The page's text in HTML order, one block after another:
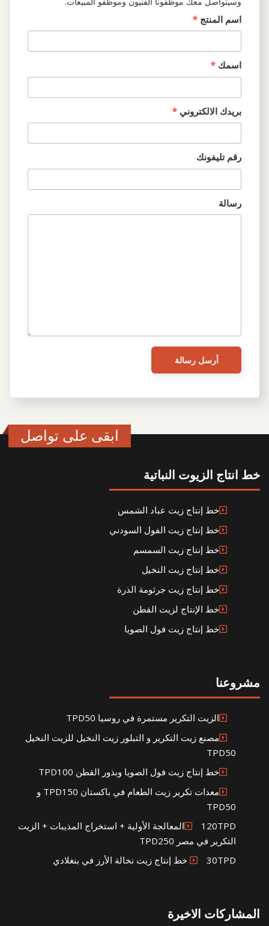
اسم المنتج *
اسمك *
بريدك الالكتروني *
رقم تليفونك
رسالة
ابقى على تواصل
خط انتاج الزيوت النباتية
خط إنتاج زيت عباد الشمس
خط إنتاج زيت الفول السودني
خط إنتاج زيت السمسم
خط إنتاج زيت النخيل
خط إنتاج زيت جرثومة الذرة
خط الإنتاج لزيت القطن
خط إنتاج زيت فول الصويا
مشروعنا
الزيت التكرير مستمرة في روسيا TPD50
مصنع زيت التكرير و التبلور زيت النخيل للزيت النخيل
TPD50
خط إنتاج زيت فول الصويا وبذور القطن TPD100
معدات تكرير زيت الطعام في باكستان TPD150 و
TPD50
120TPDالمعالجة الأولية + استخراج المذيبات + الزيت
التكرير في مصر TPD250
30TPD خط إنتاج زيت نخالة الأرز في بنغلادي
المشاركات الاخيرة